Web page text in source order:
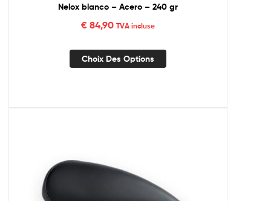
Nelox blanco – Acero – 240 gr
€ 84,90 TVA incluse
Choix Des Options